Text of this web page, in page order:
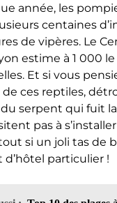
année, les
centaines
de vipères. Le
estime à 1 000
Et si vous
ces reptiles,
du serpent qui fuit
pas à
si un joli tas de
d’hôtel particulier !